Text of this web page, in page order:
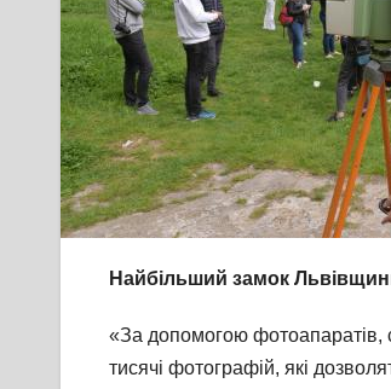
Найбільший замок
«За допомогою фотоапаратів,
тисячі фотографій, які